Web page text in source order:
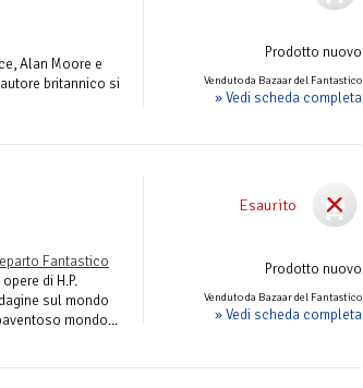
Prodotto nuovo
Venduto da Bazaar del Fantastico
» Vedi scheda completa
Alan Moore e
britannico si
Esaurito
Prodotto nuovo
Venduto da Bazaar del Fantastico
» Vedi scheda completa
Fantastico
di H.P.
sul mondo
mondo...